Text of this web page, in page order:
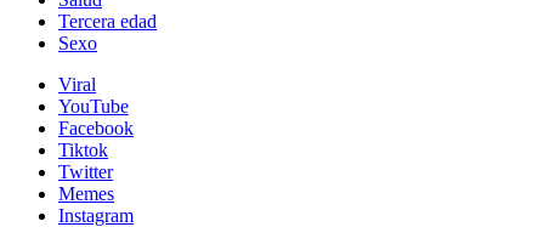
Tercera edad
Sexo
Viral
YouTube
Facebook
Tiktok
Twitter
Memes
Instagram